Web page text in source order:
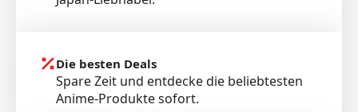
Die besten Deals
Spare Zeit und entdecke die beliebtesten
Anime-Produkte sofort.